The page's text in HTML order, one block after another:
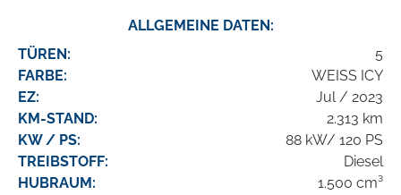
ALLGEMEINE DATEN:
TÜREN:
5
FARBE:
WEISS ICY
EZ:
Jul / 2023
KM-STAND:
2.313 km
KW / PS:
88 kW/ 120 PS
TREIBSTOFF:
Diesel
HUBRAUM:
1.500 cm³